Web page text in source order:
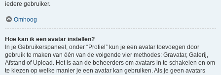
iedere gebruiker.
Omhoog
Hoe kan ik een avatar instellen?
In je Gebruikerspaneel, onder “Profiel” kun je een avatar toevoegen door
gebruik te maken van één van de volgende vier methodes: Gravatar, Galerij,
Afstand of Upload. Het is aan de beheerders om avatars in te schakelen en om
te kiezen op welke manier je een avatar kan gebruiken. Als je geen avatars